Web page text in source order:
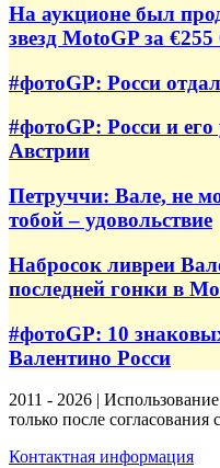
На аукционе был
звезд MotoGP за €255
#фотоGP: Росси
#фотоGP: Росси и
Австрии
Петруччи: Вале, не
тобой – удовольствие
Набросок ливреи
последней гонки в
#фотоGP: 10
Валентино Росси
2011 - 2026 |
только после
Контактная информация